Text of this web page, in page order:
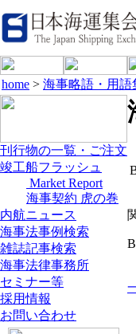
home > 海事略語・用語
刊行物の一覧・ご注文
竣工船フラッシュ
Market Report
海事契約 虎の巻
内航ニュース
海事法事例検索
雑誌記事検索
海事法律事務所
セミナー等
採用情報
お問い合わせ